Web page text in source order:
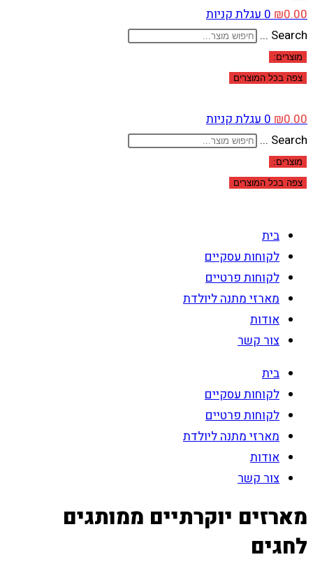
₪0.00
0עגלת קניות
Search ...
מוצרים:
צפה בכל המוצרים
₪0.00
0עגלת קניות
Search ...
מוצרים:
צפה בכל המוצרים
בית
לקוחות עסקיים
לקוחות פרטיים
מארזי מתנה ליולדת
אודות
צור קשר
בית
לקוחות עסקיים
לקוחות פרטיים
מארזי מתנה ליולדת
אודות
צור קשר
מארזים יוקרתיים ממותגים
לחגים